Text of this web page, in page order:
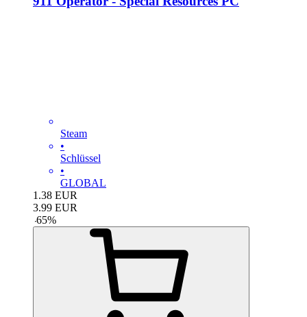
Steam
•
Schlüssel
•
GLOBAL
1.38 EUR
3.99 EUR
-65%